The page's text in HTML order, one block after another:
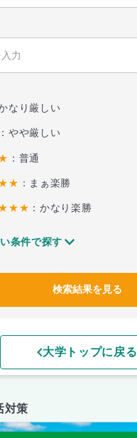
なり厳しい
：やや厳しい
：普通
：まぁ楽勝
：かなり楽勝
条件で探す
検索結果を見る
大学トップに戻る
対策